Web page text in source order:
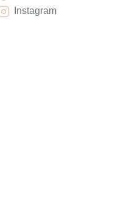
Instagram